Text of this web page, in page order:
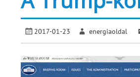
2017-01-23 energiaoldal